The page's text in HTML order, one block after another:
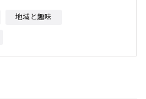
地域と趣味